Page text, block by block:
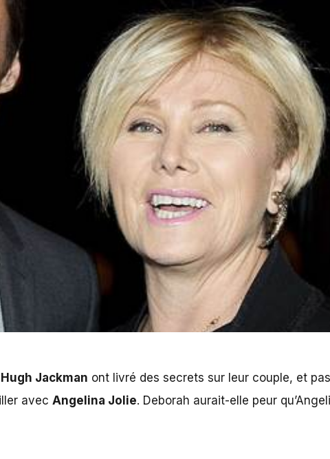
Hugh Jackman ont livré des secrets sur leur couple, et
avec Angelina Jolie. Deborah aurait-elle peur